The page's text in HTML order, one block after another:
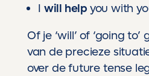
I will help you with
Of je ‘will’ of ‘going
van de precieze
over de future tense